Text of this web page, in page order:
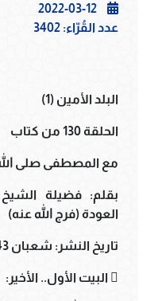
2022-03-12
عدد القُرّاء: 3402
البلد الأمين (1)
الحلقة 130 من كتاب
مع المصطفى صلى
بقلم: فضيلة
العودة (فرج الله عنه)
تاريخ النشر: شعبان 1443 هــ / مارس 2022
 البيت الأول.. الأخير: